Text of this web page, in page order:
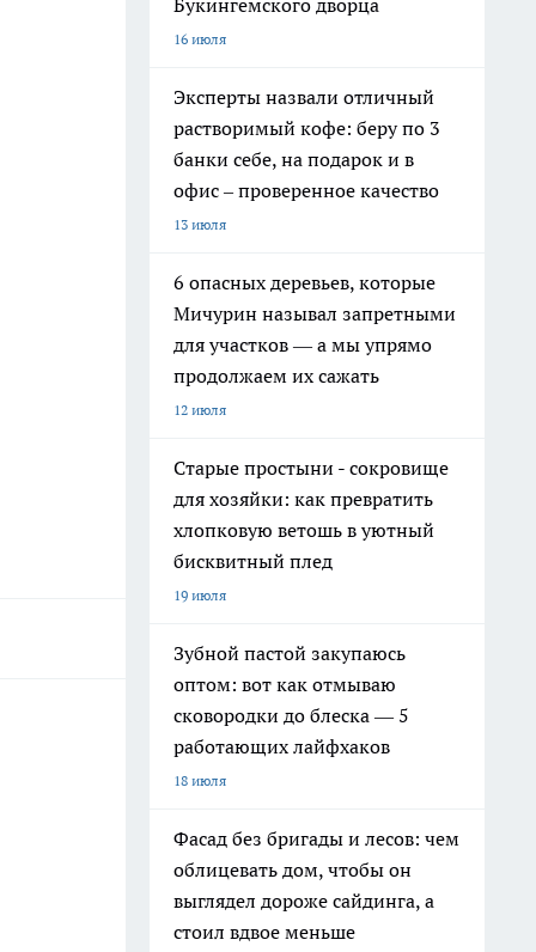
Букингемского дворца
16 июля
Эксперты назвали отличный
растворимый кофе: беру по 3
банки себе, на подарок и в
офис – проверенное качество
13 июля
6 опасных деревьев, которые
Мичурин называл запретными
для участков — а мы упрямо
продолжаем их сажать
12 июля
Старые простыни - сокровище
для хозяйки: как превратить
хлопковую ветошь в уютный
бисквитный плед
19 июля
Зубной пастой закупаюсь
оптом: вот как отмываю
сковородки до блеска — 5
работающих лайфхаков
18 июля
Фасад без бригады и лесов: чем
облицевать дом, чтобы он
выглядел дороже сайдинга, а
стоил вдвое меньше